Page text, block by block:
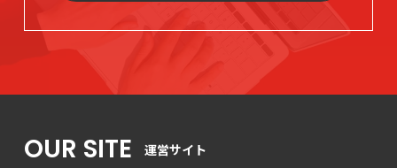
OUR SITE 運営サイト